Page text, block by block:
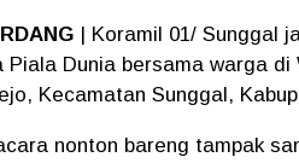
| Koramil 01/ Sunggal
Piala Dunia bersama warga
Kecamatan Sunggal,
nonton bareng tampak